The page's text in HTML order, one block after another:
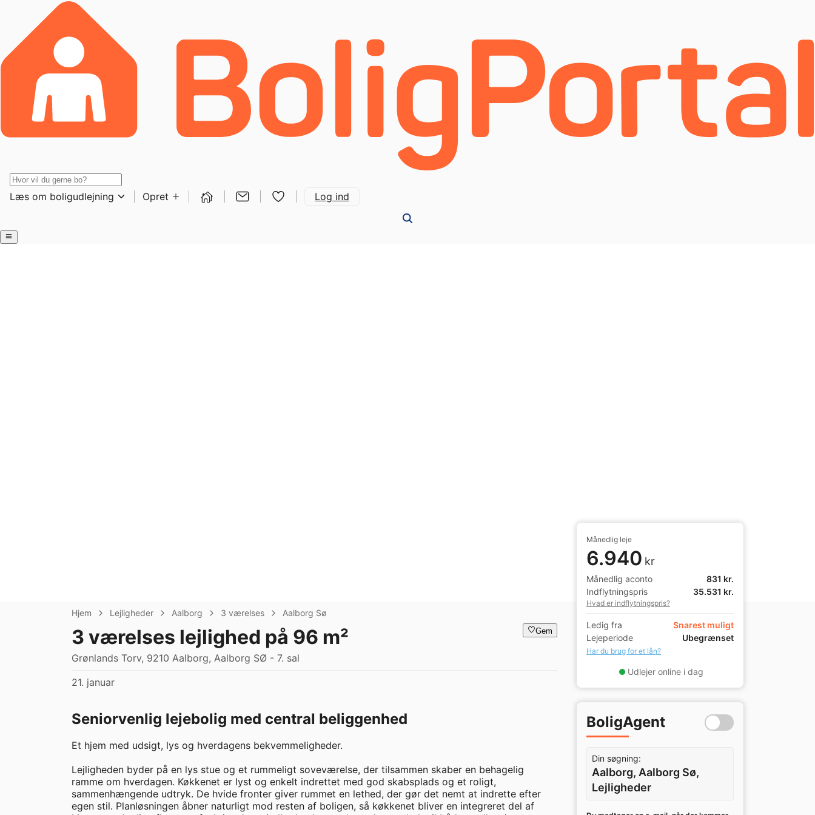
Læs om boligudlejning Opret Log ind
Hjem Lejligheder Aalborg 3 værelses Aalborg Sø
3 værelses lejlighed på 96 m²
Grønlands Torv, 9210 Aalborg, Aalborg SØ - 7. sal
Gem
21. januar
Seniorvenlig lejebolig med central beliggenhed
Et hjem med udsigt, lys og hverdagens bekvemmeligheder.
Lejligheden byder på en lys stue og et rummeligt soveværelse, der tilsammen skaber en behagelig
ramme om hverdagen. Køkkenet er lyst og enkelt indrettet med god skabsplads og et roligt,
sammenhængende udtryk. De hvide fronter giver rummet en lethed, der gør det nemt at indrette efter
egen stil. Planløsningen åbner naturligt mod resten af boligen, så køkkenet bliver en integreret del af
Månedlig leje
6.940 kr
Månedlig aconto
831 kr.
Indflytningspris
35.531 kr.
Hvad er indflytningspris?
Ledig fra
Snarest muligt
Lejeperiode
Ubegrænset
Har du brug for et lån?
Udlejer online i dag
BoligAgent
Din søgning:
Aalborg, Aalborg Sø,
Lejligheder